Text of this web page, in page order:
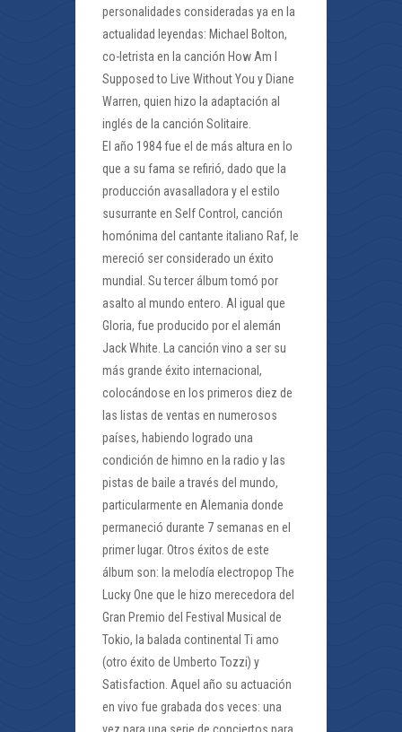
personalidades consideradas ya en la
actualidad leyendas: Michael Bolton,
co-letrista en la canción How Am I
Supposed to Live Without You y Diane
Warren, quien hizo la adaptación al
inglés de la canción Solitaire.
El año 1984 fue el de más altura en lo
que a su fama se refirió, dado que la
producción avasalladora y el estilo
susurrante en Self Control, canción
homónima del cantante italiano Raf, le
mereció ser considerado un éxito
mundial. Su tercer álbum tomó por
asalto al mundo entero. Al igual que
Gloria, fue producido por el alemán
Jack White. La canción vino a ser su
más grande éxito internacional,
colocándose en los primeros diez de
las listas de ventas en numerosos
países, habiendo logrado una
condición de himno en la radio y las
pistas de baile a través del mundo,
particularmente en Alemania donde
permaneció durante 7 semanas en el
primer lugar. Otros éxitos de este
álbum son: la melodía electropop The
Lucky One que le hizo merecedora del
Gran Premio del Festival Musical de
Tokio, la balada continental Ti amo
(otro éxito de Umberto Tozzi) y
Satisfaction. Aquel año su actuación
en vivo fue grabada dos veces: una